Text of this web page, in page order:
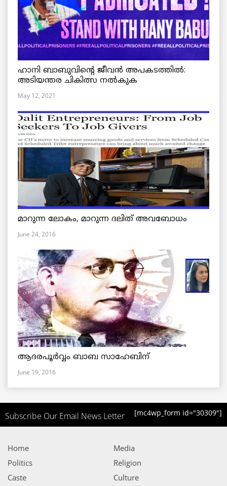
ഹാനി ബാബുവിന്റെ ജീവൻ അപകടത്തിൽ:
അടിയന്തര ചികിത്സ നൽകുക
May 12, 2021
മാറുന്ന ലോകം, മാറുന്ന ദലിത് അവബോധം
June 24, 2016
ആദരപൂര്‍വ്വം ബാബ സാഹേബിന്
June 19, 2016
Subscribe Our Email News Letter [mc4wp_form id="30309"]
Home
Politics
Caste
Media
Religion
Culture